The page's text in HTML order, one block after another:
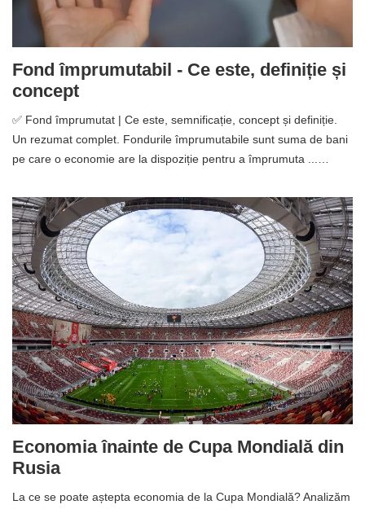
Fond împrumutabil - Ce este, definiție și
concept
✅ Fond împrumutat | Ce este, semnificație, concept și definiție.
Un rezumat complet. Fondurile împrumutabile sunt suma de bani
pe care o economie are la dispoziție pentru a împrumuta ...…
Economia înainte de Cupa Mondială din
Rusia
La ce se poate aștepta economia de la Cupa Mondială? Analizăm